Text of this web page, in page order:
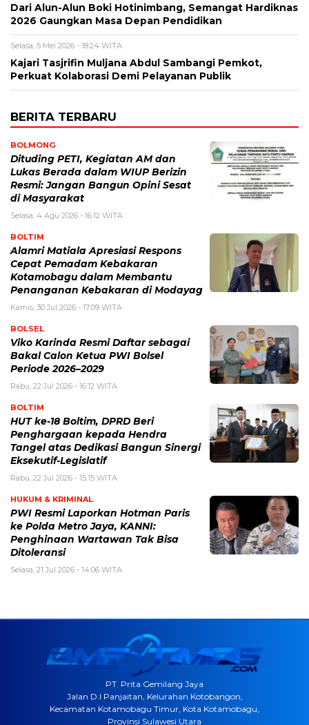
Dari Alun-Alun Boki Hotinimbang, Semangat Hardiknas
2026 Gaungkan Masa Depan Pendidikan
Selasa, 5 Mei 2026 - 18:24 WITA
Kajari Tasjrifin Muljana Abdul Sambangi Pemkot,
Perkuat Kolaborasi Demi Pelayanan Publik
BERITA TERBARU
BOLMONG
Dituding PETI, Kegiatan AM dan
Lukas Berada dalam WIUP Berizin
Resmi: Jangan Bangun Opini Sesat
di Masyarakat
Selasa, 4 Agu 2026 - 16:12 WITA
BOLTIM
Alamri Matiala Apresiasi Respons
Cepat Pemadam Kebakaran
Kotamobagu dalam Membantu
Penanganan Kebakaran di Modayag
Kamis, 30 Jul 2026 - 17:09 WITA
BOLSEL
Viko Karinda Resmi Daftar sebagai
Bakal Calon Ketua PWI Bolsel
Periode 2026–2029
Rabu, 22 Jul 2026 - 16:12 WITA
BOLTIM
HUT ke-18 Boltim, DPRD Beri
Penghargaan kepada Hendra
Tangel atas Dedikasi Bangun Sinergi
Eksekutif-Legislatif
Rabu, 22 Jul 2026 - 15:15 WITA
HUKUM & KRIMINAL
PWI Resmi Laporkan Hotman Paris
ke Polda Metro Jaya, KANNI:
Penghinaan Wartawan Tak Bisa
Ditoleransi
Selasa, 21 Jul 2026 - 14:06 WITA
PT. Prita Gemilang Jaya
Jalan D.I Panjaitan, Kelurahan Kotobangon,
Kecamatan Kotamobagu Timur, Kota Kotamobagu,
Provinsi Sulawesi Utara